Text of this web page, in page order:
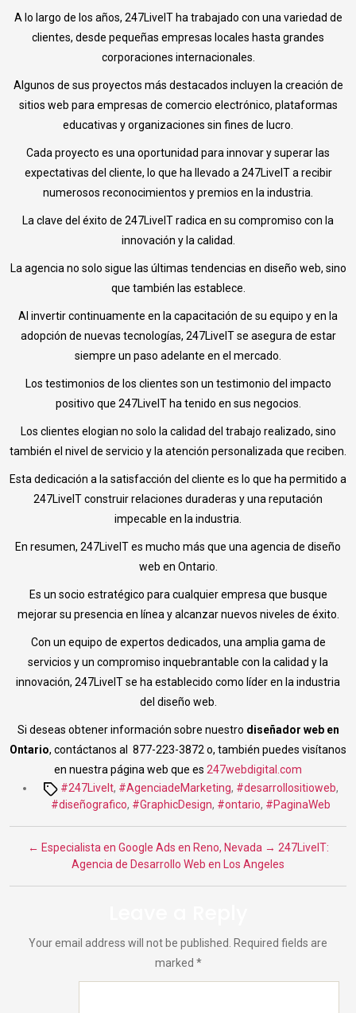
A lo largo de los años, 247LiveIT ha trabajado con una variedad de
clientes, desde pequeñas empresas locales hasta grandes
corporaciones internacionales.
Algunos de sus proyectos más destacados incluyen la creación de
sitios web para empresas de comercio electrónico, plataformas
educativas y organizaciones sin fines de lucro.
Cada proyecto es una oportunidad para innovar y superar las
expectativas del cliente, lo que ha llevado a 247LiveIT a recibir
numerosos reconocimientos y premios en la industria.
La clave del éxito de 247LiveIT radica en su compromiso con la
innovación y la calidad.
La agencia no solo sigue las últimas tendencias en diseño web, sino
que también las establece.
Al invertir continuamente en la capacitación de su equipo y en la
adopción de nuevas tecnologías, 247LiveIT se asegura de estar
siempre un paso adelante en el mercado.
Los testimonios de los clientes son un testimonio del impacto
positivo que 247LiveIT ha tenido en sus negocios.
Los clientes elogian no solo la calidad del trabajo realizado, sino
también el nivel de servicio y la atención personalizada que reciben.
Esta dedicación a la satisfacción del cliente es lo que ha permitido a
247LiveIT construir relaciones duraderas y una reputación
impecable en la industria.
En resumen, 247LiveIT es mucho más que una agencia de diseño
web en Ontario.
Es un socio estratégico para cualquier empresa que busque
mejorar su presencia en línea y alcanzar nuevos niveles de éxito.
Con un equipo de expertos dedicados, una amplia gama de
servicios y un compromiso inquebrantable con la calidad y la
innovación, 247LiveIT se ha establecido como líder en la industria
del diseño web.
Si deseas obtener información sobre nuestro diseñador web en
Ontario, contáctanos al 877-223-3872 o, también puedes visítanos
en nuestra página web que es 247webdigital.com
Tags#247LiveIt, #AgenciadeMarketing, #desarrollositioweb,
#diseñografico, #GraphicDesign, #ontario, #PaginaWeb
← Especialista en Google Ads en Reno, Nevada → 247LiveIT:
Agencia de Desarrollo Web en Los Angeles
Your email address will not be published. Required fields are
marked *